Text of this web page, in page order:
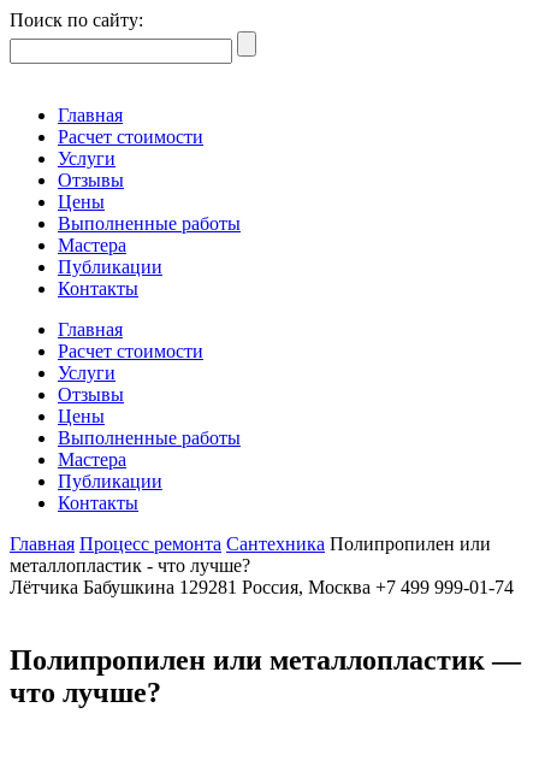
Поиск по сайту:
Главная
Расчет стоимости
Услуги
Отзывы
Цены
Выполненные работы
Мастера
Публикации
Контакты
Главная
Расчет стоимости
Услуги
Отзывы
Цены
Выполненные работы
Мастера
Публикации
Контакты
Главная Процесс ремонта Сантехника Полипропилен или
металлопластик - что лучше?
Лётчика Бабушкина 129281 Россия, Москва +7 499 999-01-74
Полипропилен или металлопластик —
что лучше?